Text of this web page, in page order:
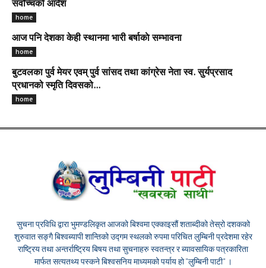
सर्वोच्चको आदेश
home
आज पनि देशका केही स्थानमा भारी बर्षाकाे सम्भावना
home
बुटवलका पुर्व मेयर एवम् पुर्व सांसद तथा कांग्रेस नेता स्व. सुर्यप्रसाद
प्रधानको स्मृति दिवसको...
home
सुचना प्रविधि द्वारा भुमण्डलिकृत आजको बिश्वमा एक्काइसौं शताब्दीको तेस्रो दशकको
शुरुवात सङ्गै बिश्वब्यापी शान्तिको उद्गम स्थलको रुपमा परिचित लुम्बिनी प्रदेशमा रहेर
राष्ट्रिय तथा अन्तर्राष्ट्रिय बिषय तथा सुचनाहरु स्वतन्त्र र ब्यावसायिक पत्रकारिता
मार्फत सत्यतथ्य पस्कने बिश्वसनिय माध्यमको पर्याय हो "लुम्बिनी पाटी" ।